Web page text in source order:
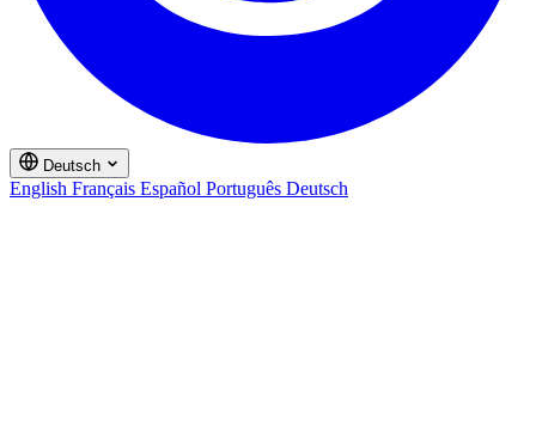
Deutsch
English Français Español Português Deutsch